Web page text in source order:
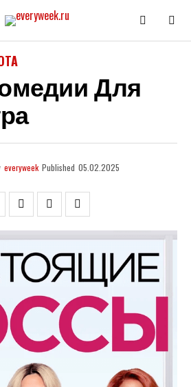
Для
everyweek Published 05.02.2025